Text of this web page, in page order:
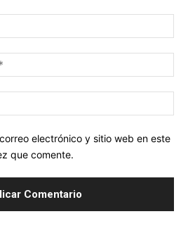
electrónico y sitio web en este
que comente.